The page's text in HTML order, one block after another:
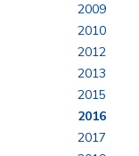
2009
2010
2012
2013
2015
2016
2017